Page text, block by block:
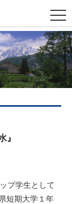
t
o
g
g
l
e
n
a
v
g
i
』
プ学生として
短期大学１年